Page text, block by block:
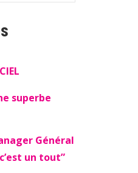
superbe
Général
un tout”